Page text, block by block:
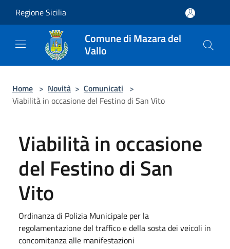
Regione Sicilia
Comune di Mazara del
Vallo
Home > Novità > Comunicati >
Viabilità in occasione del Festino di San Vito
Viabilità in occasione
del Festino di San
Vito
Ordinanza di Polizia Municipale per la
regolamentazione del traffico e della sosta dei veicoli in
concomitanza alle manifestazioni